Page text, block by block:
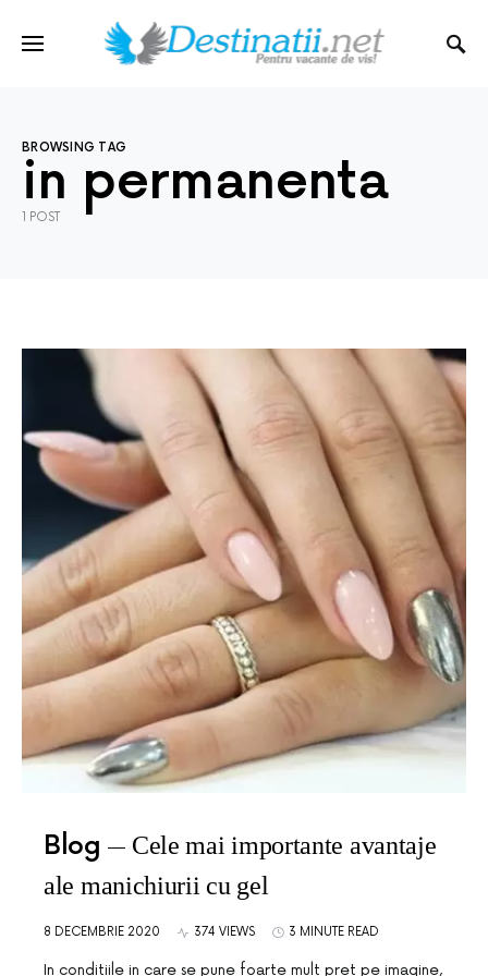
BROWSING TAG
in permanenta
1 POST
Blog
Cele mai importante avantaje
ale manichiurii cu gel
8 DECEMBRIE 2020 374 VIEWS 3 MINUTE READ
In conditiile in care se pune foarte mult pret pe imagine,